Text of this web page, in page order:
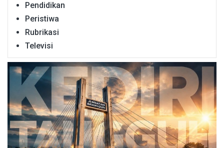
Pendidikan
Peristiwa
Rubrikasi
Televisi